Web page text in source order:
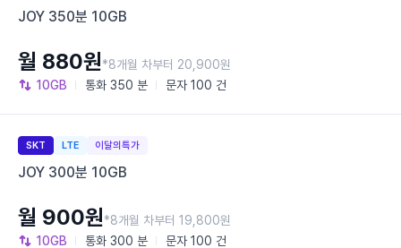
JOY 350분 10GB
10GB 통화 350 분 문자 100 건
월 880원*8개월 차부터 20,900원
SKT LTE 이달의특가
JOY 300분 10GB
10GB 통화 300 분 문자 100 건
월 900원*8개월 차부터 19,800원